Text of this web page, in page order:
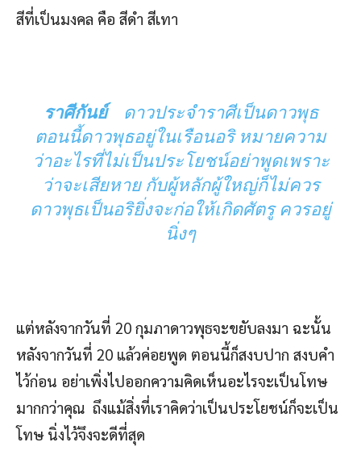
สีที่เป็นมงคล คือ สีดำ สีเทา
ราศีกันย์ ดาวประจำราศีเป็นดาวพุธ
ตอนนี้ดาวพุธอยู่ในเรือนอริ หมายความ
ว่าอะไรที่ไม่เป็นประโยชน์อย่าพูดเพราะ
ว่าจะเสียหาย กับผู้หลักผู้ใหญ่ก็ไม่ควร
ดาวพุธเป็นอริยิ่งจะก่อให้เกิดศัตรู ควรอยู่
นิ่งๆ
แต่หลังจากวันที่ 20 กุมภาดาวพุธจะขยับลงมา ฉะนั้น
หลังจากวันที่ 20 แล้วค่อยพูด ตอนนี้ก็สงบปาก สงบคำ
ไว้ก่อน อย่าเพิ่งไปออกความคิดเห็นอะไรจะเป็นโทษ
มากกว่าคุณ ถึงแม้สิ่งที่เราคิดว่าเป็นประโยชน์ก็จะเป็น
โทษ นิ่งไว้จึงจะดีที่สุด